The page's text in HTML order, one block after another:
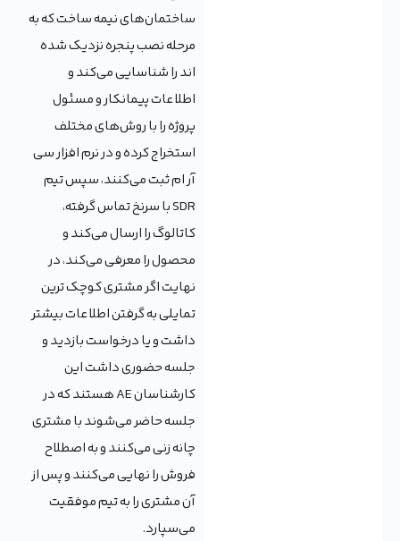
ساختمان‌های نیمه ساخت که به
مرحله نصب پنجره نزدیک شده
اند را شناسایی می‌کند و
اطلاعات پیمانکار و مسئول
پروژه را با روش‌های مختلف
استخراج کرده و در نرم افزار سی
آر ام ثبت می‌کنند، سپس تیم
SDR با سرنخ تماس گرفته،
کاتالوگ را ارسال می‌کند و
محصول را معرفی می‌کند، در
نهایت اگر مشتری کوچک ترین
تمایلی به گرفتن اطلاعات بیشتر
داشت و یا درخواست بازدید و
جلسه حضوری داشت این
کارشناسان AE هستند که در
جلسه حاضر می‌شوند با مشتری
چانه زنی می‌کنند و به اصطلاح
فروش را نهایی می‌کنند و پس از
آن مشتری را به تیم موفقیت
می‌سپارد.